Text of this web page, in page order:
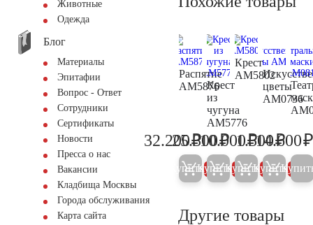
Животные
Одежда
Блог
Материалы
Эпитафии
Вопрос - Ответ
Сотрудники
Сертификаты
Новости
Пресса о нас
Вакансии
Кладбища Москвы
Города обслуживания
Карта сайта
Распятие
AM5876
33.900
32.200₽
Купить 5%
Крест
из
чугуна
AM5776
26.600
25.300₽
Купить 5%
Крест
AM5802
10.500
10.000₽
Купить 5%
цветы
AM0736
1.600
1.500₽
Купить 5%
14.600₽
Другие товары